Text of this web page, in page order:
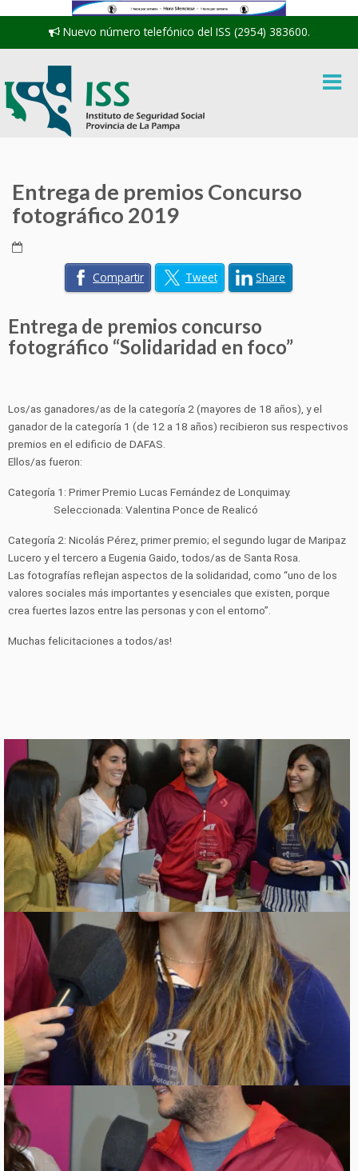
Nuevo número telefónico del ISS (2954) 383600.
Entrega de premios Concurso
fotográfico 2019
Compartir Tweet Share
Entrega de premios concurso
fotográfico “Solidaridad en foco”
Los/as ganadores/as de la categoría 2 (mayores de 18 años), y el
ganador de la categoría 1 (de 12 a 18 años) recibieron sus respectivos
premios en el edificio de DAFAS.
Ellos/as fueron:
Categoría 1: Primer Premio Lucas Fernández de Lonquimay.
Seleccionada: Valentina Ponce de Realicó
Categoría 2: Nicolás Pérez, primer premio; el segundo lugar de Maripaz
Lucero y el tercero a Eugenia Gaido, todos/as de Santa Rosa.
Las fotografías reflejan aspectos de la solidaridad, como “uno de los
valores sociales más importantes y esenciales que existen, porque
crea fuertes lazos entre las personas y con el entorno”.
Muchas felicitaciones a todos/as!